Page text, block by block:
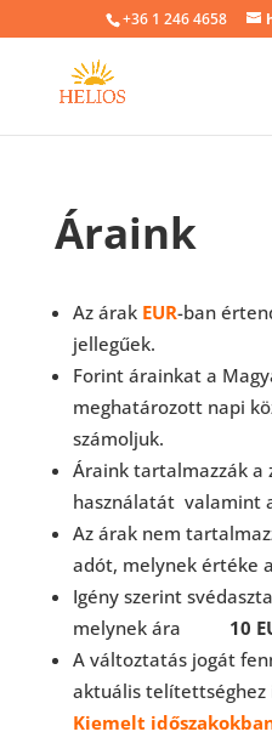
+36 1 246 4658
Áraink
Az árak EUR-ban
jellegűek.
Forint árainkat a
meghatározott napi
számoljuk.
Áraink tartalmazzák
használatát valamint
Az árak nem
adót, melynek értéke
Igény szerint
melynek ára 10
A változtatás jogát
aktuális telítettséghez
Kiemelt